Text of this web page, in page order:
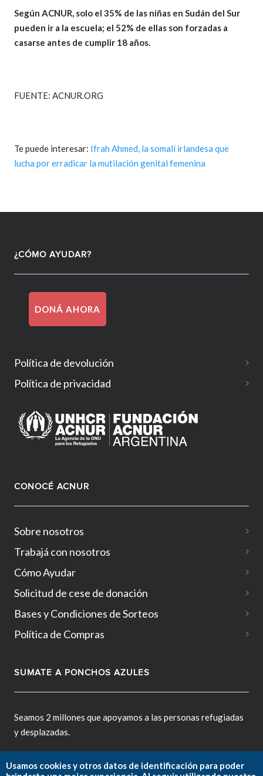
Según ACNUR, solo el 35% de las niñas en Sudán del Sur
pueden ir a la escuela; el 52% de ellas son forzadas a
casarse antes de cumplir 18 años.
FUENTE: ACNUR.ORG
Te puede interesar: Ifrah Ahmed, la somalí irlandesa que
lucha por erradicar la mutilación genital femenina
¿CÓMO AYUDAR?
DONÁ AHORA
Política de devolución
Política de privacidad
CONOCÉ ACNUR
Sobre nosotros
Trabajá con nosotros
Cómo Ayudar
Solicitud de cese de donación
Bases y Condiciones de Sorteos
Política de Compras
SUMATE A PONCHOS AZULES
Seamos 2 millones que apoyamos a las personas refugiadas
y desplazadas.
Usamos cookies y otros datos de identificación para poder